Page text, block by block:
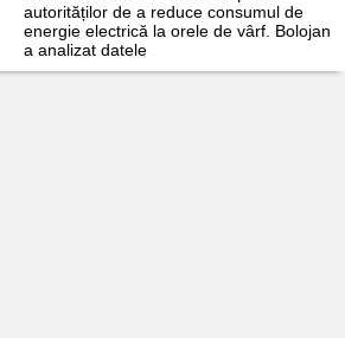
autorităților de a reduce consumul de
energie electrică la orele de vârf. Bolojan
a analizat datele